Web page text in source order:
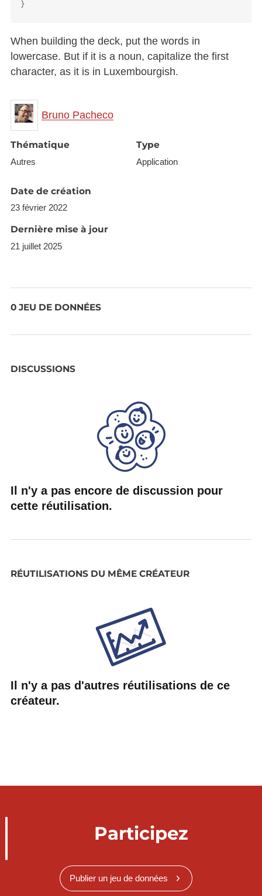
When building the deck, put the words in
lowercase. But if it is a noun, capitalize the first
character, as it is in Luxembourgish.
Bruno Pacheco
Thématique
Autres
Type
Application
Date de création
23 février 2022
Dernière mise à jour
21 juillet 2025
0 JEU DE DONNÉES
DISCUSSIONS
Il n'y a pas encore de discussion pour
cette réutilisation.
RÉUTILISATIONS DU MÊME CRÉATEUR
Il n'y a pas d'autres réutilisations de ce
créateur.
Participez
Publier un jeu de données